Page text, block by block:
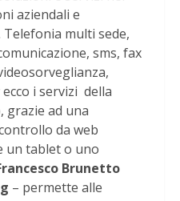
aziendali e
multi sede,
sms, fax
i servizi della
grazie ad una
da web
un tablet o uno
Brunetto
– permette alle